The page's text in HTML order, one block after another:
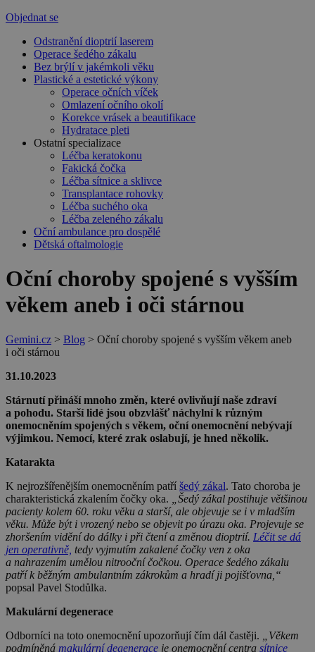
Objednat se
Odstranění dioptrií laserem
Operace šedého zákalu
Bez brýlí v jakémkoli věku
Plastické a estetické výkony
Operace očních víček
Omlazení očního okolí
Korekce vrásek a beautifikace
Hydratace pleti
Ostatní specializace
Léčba keratokonu
Fakická čočka
Léčba sítnice a sklivce
Transplantace rohovky
Léčba suchého oka
Léčba zeleného zákalu
Oční ambulance pro dospělé
Dětská oftalmologie
Oční choroby spojené s vyšším
věkem aneb i oči stárnou
Gemini.cz > Blog > Oční choroby spojené s vyšším věkem aneb
i oči stárnou
31.10.2023
Stárnutí přináší mnoho změn, které ovlivňují naše zdraví
a pohodu. Starší lidé jsou obzvlášť náchylní k různým
onemocněním spojených s věkem, oční onemocnění nebývají
výjimkou. Nemocí, které zrak oslabují, je hned několik.
Katarakta
K nejrozšířenějším onemocněním patří šedý zákal. Tato choroba je
charakteristická zkalením čočky oka.
„Šedý zákal postihuje většinou
pacienty kolem 60. roku věku a starší, ale objevuje se i v mladším
věku. Může být i vrozený nebo se objevit po úrazu oka. Projevuje se
zhoršením vidění do dálky i při čtení a změnou dioptrií. Léčit se dá
jen operativně, tedy vyjmutím zakalené čočky ven z oka
a nahrazením umělou nitrooční čočkou. Operace šedého zákalu
patří k běžným ambulantním zákrokům a hradí ji pojišťovna,“
popsal Pavel Stodůlka.
Makulární degenerace
Odborníci na toto onemocnění upozorňují čím dál častěji.
„Věkem
podmíněná makulární degenerace je onemocnění centra sítnice